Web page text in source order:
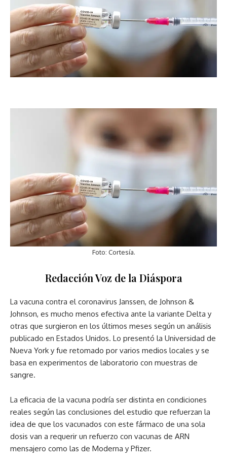
Foto: Cortesía.
Redacción Voz de la Diáspora
La vacuna contra el coronavirus Janssen, de Johnson &
Johnson, es mucho menos efectiva ante la variante Delta y
otras que surgieron en los últimos meses según un análisis
publicado en Estados Unidos. Lo presentó la Universidad de
Nueva York y fue retomado por varios medios locales y se
basa en experimentos de laboratorio con muestras de
sangre.
La eficacia de la vacuna podría ser distinta en condiciones
reales según las conclusiones del estudio que refuerzan la
idea de que los vacunados con este fármaco de una sola
dosis van a requerir un refuerzo con vacunas de ARN
mensajero como las de Moderna y Pfizer.